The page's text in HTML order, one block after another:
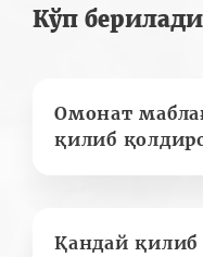
Кўп
Омонат
қилиб
Қандай